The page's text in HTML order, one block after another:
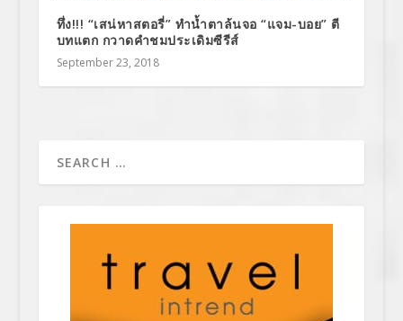
ทึ่ง!!! “เสน่หาสตอรี่” ทำน้ำตาล้นจอ “แจม-บอย” ตี
บทแตก กวาดคำชมประเดิมซีรีส์
September 23, 2018